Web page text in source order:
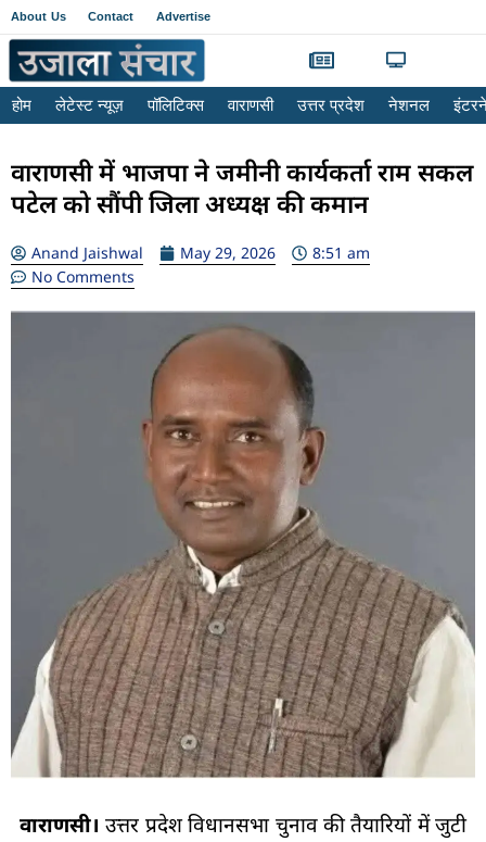
About Us Contact Advertise
होम लेटेस्ट न्यूज़ पॉलिटिक्स वाराणसी उत्तर प्रदेश नेशनल
वाराणसी में भाजपा ने जमीनी कार्यकर्ता राम सकल
पटेल को सौंपी जिला अध्यक्ष की कमान
Anand Jaishwal May 29, 2026
8:51 am
No Comments
वाराणसी। उत्तर प्रदेश विधानसभा चुनाव की तैयारियों में जुटी